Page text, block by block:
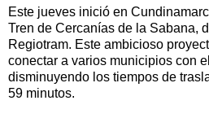
Este jueves inició en
Tren de Cercanías de la Sabana,
Regiotram. Este ambicioso
conectar a varios municipios con
disminuyendo los tiempos de
59 minutos.